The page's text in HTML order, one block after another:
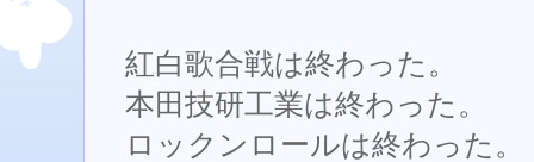
紅白歌合戦は終わった。
本田技研工業は終わった。
ロックンロールは終わった。